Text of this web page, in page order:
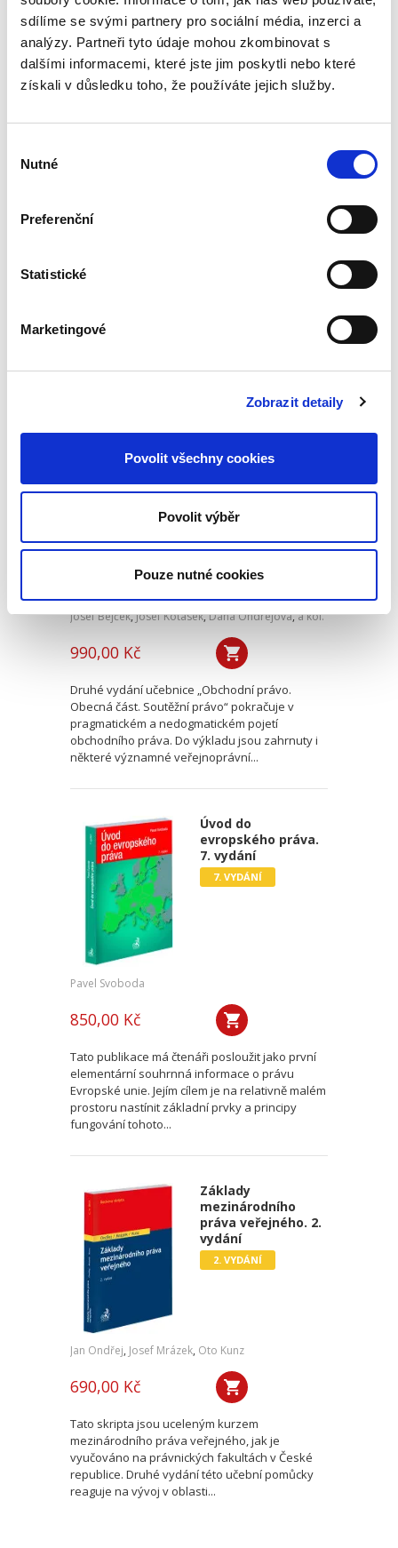
sdílíme se svými partnery pro sociální média, inzerci a
analýzy. Partneři tyto údaje mohou zkombinovat s
dalšími informacemi, které jste jim poskytli nebo které
získali v důsledku toho, že používáte jejich služby.
souhlasu
Nutné
Preferenční
Statistické
Marketingové
Zobrazit detaily
Povolit všechny cookies
Povolit výběr
Pouze nutné cookies
doktrinálním otázkám cenných papírů a jejich
právní regulaci. Na úvodní obecnější...
Mezinárodní a
mechanismy v
490,00 Kč
Roky, které uplynuly od 1. vydání této práce,
přinesly řadu změn v mezinárodní a evropské
instrumenty rozvíjející materiální právo, tj.
Obchodní právo.
Soutěžní právo. 2.
2. VYDÁNÍ
Josef Bejček,Josef Kotásek,Dana Ondrejová,a kol.
990,00 Kč
Druhé vydání učebnice „Obchodní právo.
Obecná část. Soutěžní právo“ pokračuje v
pragmatickém a nedogmatickém pojetí
obchodního práva. Do výkladu jsou zahrnuty i
některé významné veřejnoprávní...
Úvod do
evropského práva.
7. vydání
7. VYDÁNÍ
Pavel Svoboda
850,00 Kč
Tato publikace má čtenáři posloužit jako první
elementární souhrnná informace o právu
Evropské unie. Jejím cílem je na relativně malém
prostoru nastínit základní prvky a principy
fungování tohoto...
Základy
mezinárodního
práva veřejného. 2.
vydání
2. VYDÁNÍ
Jan Ondřej, Josef Mrázek, Oto Kunz
690,00 Kč
Tato skripta jsou uceleným kurzem
mezinárodního práva veřejného, jak je
vyučováno na právnických fakultách v České
republice. Druhé vydání této učební pomůcky
reaguje na vývoj v oblasti...